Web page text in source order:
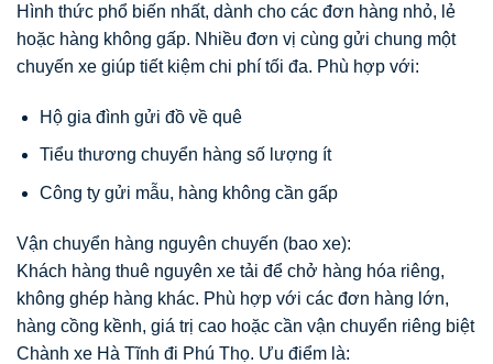
Hình thức phổ biến nhất, dành cho các đơn hàng nhỏ, lẻ
hoặc hàng không gấp. Nhiều đơn vị cùng gửi chung một
chuyến xe giúp tiết kiệm chi phí tối đa. Phù hợp với:
Hộ gia đình gửi đồ về quê
Tiểu thương chuyển hàng số lượng ít
Công ty gửi mẫu, hàng không cần gấp
Vận chuyển hàng nguyên chuyến (bao xe):
Khách hàng thuê nguyên xe tải để chở hàng hóa riêng,
không ghép hàng khác. Phù hợp với các đơn hàng lớn,
hàng cồng kềnh, giá trị cao hoặc cần vận chuyển riêng biệt
Chành xe Hà Tĩnh đi Phú Thọ. Ưu điểm là: